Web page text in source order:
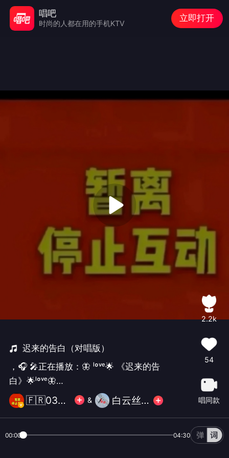
迟来的告白（对唱版）
，🎧 🎤正在播放：🦋 ˡºᵛᵉ🌟 《迟来的告
白》🌟ˡºᵛᵉ🦋
▬▬▬▬▬◙▬▬▬▬▬▬▬▬ ◂◂
► ▐▐ ▸▸
🇫🇷033停更[暂休模式] & 白云丝丝
2.2k
54
唱同款
00:00 04:30
唱吧
时尚的人都在用的手机KTV
立即打开